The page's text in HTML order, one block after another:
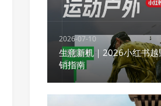
2026-07-10
生意新机｜2026小红书
销指南